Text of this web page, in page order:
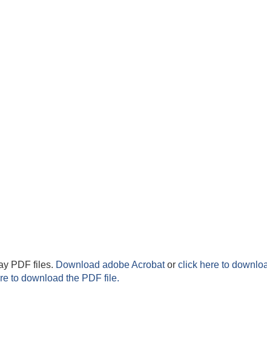
PDF files. Download adobe Acrobator click here to
to download the PDF file.